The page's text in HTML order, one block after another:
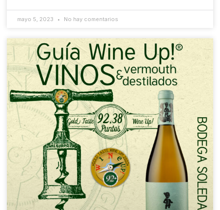
mayo 5, 2023 No hay comentarios